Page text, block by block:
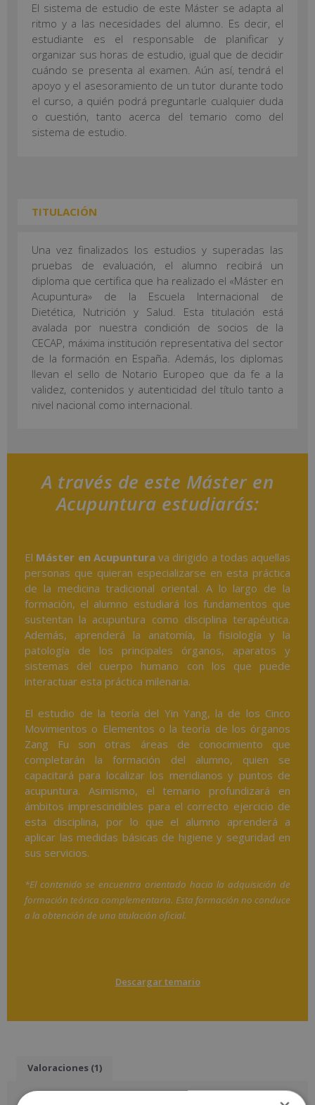
El sistema de estudio de este Máster se adapta al
ritmo y a las necesidades del alumno. Es decir, el
estudiante es el responsable de planificar y
organizar sus horas de estudio, igual que de decidir
cuándo se presenta al examen. Aún así, tendrá el
apoyo y el asesoramiento de un tutor durante todo
el curso, a quién podrá preguntarle cualquier duda
o cuestión, tanto acerca del temario como del
sistema de estudio.
TITULACIÓN
Una vez finalizados los estudios y superadas las
pruebas de evaluación, el alumno recibirá un
diploma que certifica que ha realizado el «Máster en
Acupuntura» de la Escuela Internacional de
Dietética, Nutrición y Salud. Esta titulación está
avalada por nuestra condición de socios de la
CECAP, máxima institución representativa del sector
de la formación en España. Además, los diplomas
llevan el sello de Notario Europeo que da fe a la
validez, contenidos y autenticidad del título tanto a
nivel nacional como internacional.
A través de este Máster en
Acupuntura estudiarás:
El Máster en Acupunturava dirigido a todas aquellas
personas que quieran especializarse en esta práctica
de la medicina tradicional oriental. A lo largo de la
formación, el alumno estudiará los fundamentos que
sustentan la acupuntura como disciplina terapéutica.
Además, aprenderá la anatomía, la fisiología y la
patología de los principales órganos, aparatos y
sistemas del cuerpo humano con los que puede
interactuar esta práctica milenaria.
El estudio de la teoría del Yin Yang, la de los Cinco
Movimientos o Elementos o la teoría de los órganos
Zang Fu son otras áreas de conocimiento que
completarán la formación del alumno, quien se
capacitará para localizar los meridianos y puntos de
acupuntura. Asimismo, el temario profundizará en
ámbitos imprescindibles para el correcto ejercicio de
esta disciplina, por lo que el alumno aprenderá a
aplicar las medidas básicas de higiene y seguridad en
sus servicios.
*El contenido se encuentra orientado hacia la adquisición de
formación teórica complementaria. Esta formación no conduce
a la obtención de una titulación oficial.
Descargar temario
Valoraciones (1)